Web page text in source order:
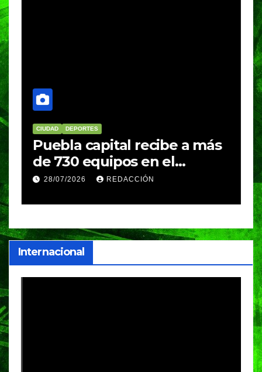
CIUDAD DEPORTES
Puebla capital recibe a más
de 730 equipos en el
Festival Máster de Voleibol
28/07/2026 REDACCIÓN
Internacional